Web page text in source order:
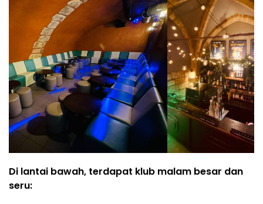
Di lantai bawah, terdapat klub malam besar dan
seru: